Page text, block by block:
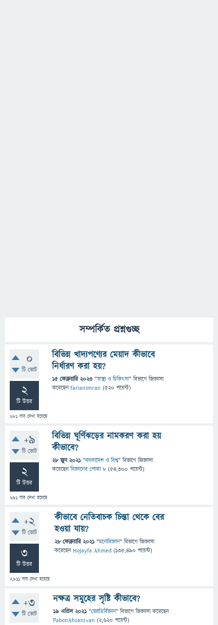
সম্পর্কিত প্রশ্নগুচ্ছ
0
টি ভোট
2
টি উত্তর
681 বার দেখা হয়েছে
বিভিন্ন খাদ্যপণ্যের মেয়াদ কীভাবে
নির্ধারণ করা হয়?
15 ফেব্রুয়ারি 2023 "স্বাস্থ্য ও চিকিৎসা" বিভাগে জিজ্ঞাসা
করেছেনfarianimran (520 পয়েন্ট)
+9
টি ভোট
2
টি উত্তর
691 বার দেখা হয়েছে
বিভিন্ন ঘূর্ণিঝড়ের নামকরণ করা হয়
কীভাবে?
28 জুন 2021 "বাংলাদেশ ও বিশ্ব" বিভাগে জিজ্ঞাসা
করেছেনবিজ্ঞানের পোকা ৮ (54,300 পয়েন্ট)
+2
টি ভোট
3
টি উত্তর
2,811 বার দেখা হয়েছে
কীভাবে নেতিবাচক চিন্তা থেকে বের
হওয়া যায়?
28 ফেব্রুয়ারি 2021 "মনোবিজ্ঞান" বিভাগে জিজ্ঞাসা
করেছেনHojayfa Ahmed (135,490 পয়েন্ট)
+3
টি ভোট
নক্ষত্র সমুহের সৃষ্টি কীভাবে?
19 এপ্রিল 2021 "জ্যোতির্বিজ্ঞান" বিভাগে জিজ্ঞাসাকরেছেন
PabonAhsanIvan (2,620 পয়েন্ট)